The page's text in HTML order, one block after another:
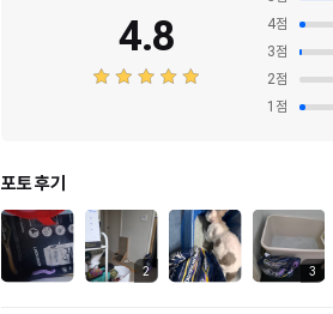
4.8
4점
3점
2점
1 점
포토 후기
2 3